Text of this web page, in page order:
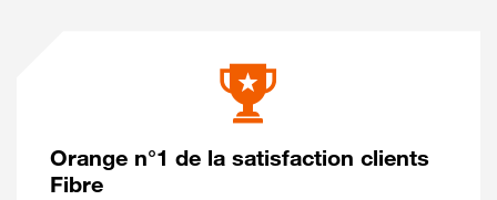
Orange n°1 de la satisfaction clients
Fibre